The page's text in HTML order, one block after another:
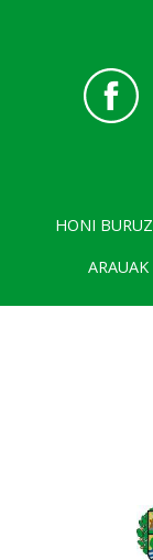
HONI BURUZ
ARAUAK